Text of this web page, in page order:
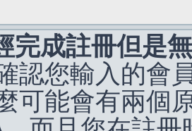
完成註冊但是
認您輸入的會
可能會有兩個